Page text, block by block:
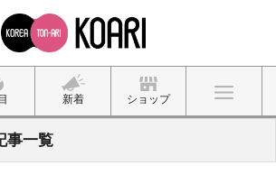
新着 ショップ
事一覧